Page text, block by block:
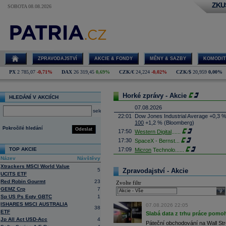
SOBOTA 08.08.2026
ZPRAVODAJSTVÍ AKCIE & FONDY MĚNY & SAZBY
PX 2 785,07 -0,71% DAX 26 319,45 0,69% CZK/€ 24,224 -0,02% CZK/$ 20,959 0,00%
HLEDÁNÍ V AKCIÍCH
select
Odeslat
Pokročilé hledání
TOP AKCIE
Název
Návštěvy
Xtrackers MSCI World Value
UCITS ETF
5
Red Robin Gourmt
23
GEMZ Crp
7
Sp US Ps Eqty GBTC
1
ISHARES MSCI AUSTRALIA
ETF
38
Jp All Act USD-Acc
4
Horké zprávy - Akcie
07.08.2026
22:01
Dow Jones Industrial Average +0,3
100 +1,2 % (Bloomberg)
17:50 Western Digital
17:30 SpaceX - Bernst
17:09 Micron Technolo
16:26
Objem obchodů s akciemi na
obchodů za poslední rok je 0,665
16:23 Zvýšení výroby balistických střel
nějakou dobu potrvá. Agentuře
Armin Papperger. Společná výroba
doplnit arzenál Spojeným státům,
(ČTK)
16:07 Conocophillips
Zpravodajství - Akcie
Zvolte filtr
07.08.2026 22:05
Slabá data z trhu práce
Páteční obchodování na Wall